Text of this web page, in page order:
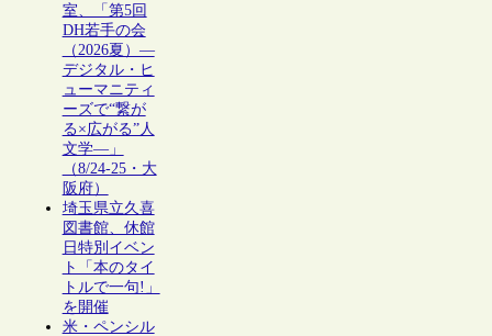
室、「第5回
DH若手の会
（2026夏）―
デジタル・ヒ
ューマニティ
ーズで“繋が
る×広がる”人
文学―」
（8/24-25・大
阪府）
埼玉県立久喜
図書館、休館
日特別イベン
ト「本のタイ
トルで一句!」
を開催
米・ペンシル